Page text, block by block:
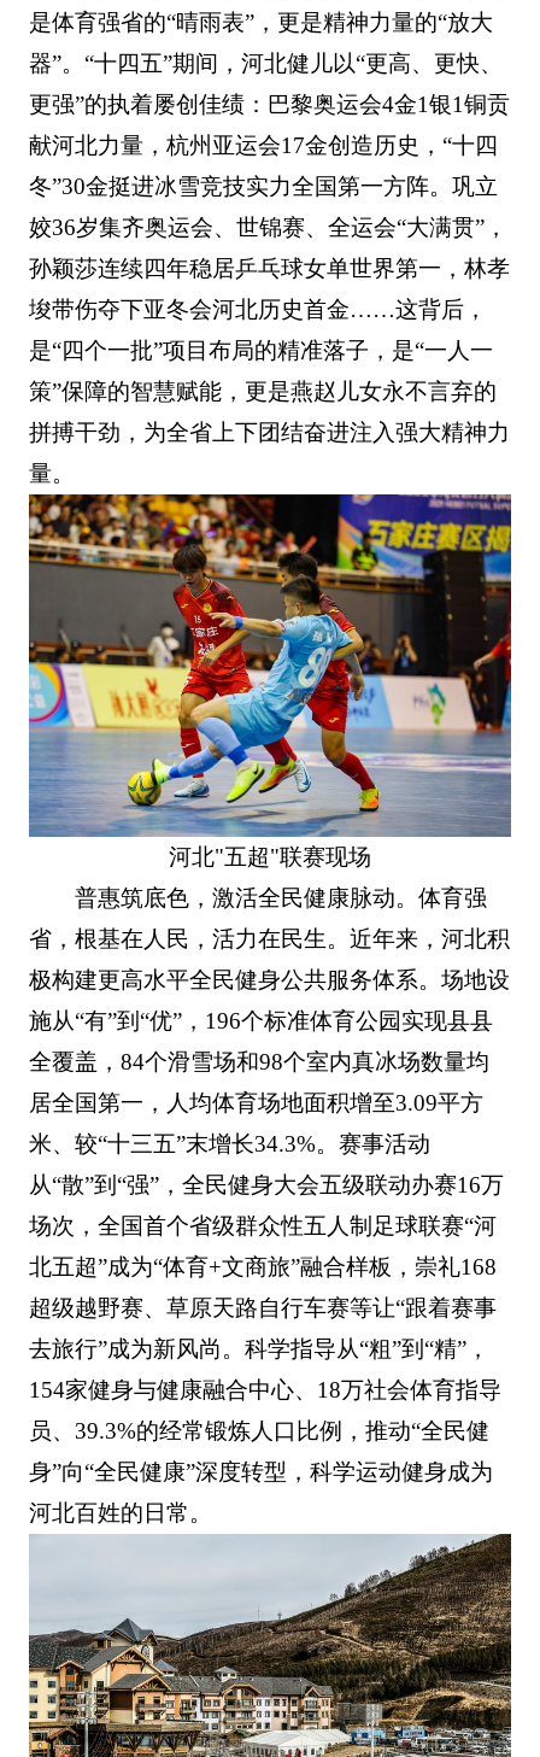
是体育强省的“晴雨表”，更是精神力量的“放大
器”。“十四五”期间，河北健儿以“更高、更快、
更强”的执着屡创佳绩：巴黎奥运会4金1银1铜贡
献河北力量，杭州亚运会17金创造历史，“十四
冬”30金挺进冰雪竞技实力全国第一方阵。巩立
姣36岁集齐奥运会、世锦赛、全运会“大满贯”，
孙颖莎连续四年稳居乒乓球女单世界第一，林孝
埈带伤夺下亚冬会河北历史首金……这背后，
是“四个一批”项目布局的精准落子，是“一人一
策”保障的智慧赋能，更是燕赵儿女永不言弃的
拼搏干劲，为全省上下团结奋进注入强大精神力
量。
河北"五超"联赛现场
普惠筑底色，激活全民健康脉动。体育强
省，根基在人民，活力在民生。近年来，河北积
极构建更高水平全民健身公共服务体系。场地设
施从“有”到“优”，196个标准体育公园实现县县
全覆盖，84个滑雪场和98个室内真冰场数量均
居全国第一，人均体育场地面积增至3.09平方
米、较“十三五”末增长34.3%。赛事活动
从“散”到“强”，全民健身大会五级联动办赛16万
场次，全国首个省级群众性五人制足球联赛“河
北五超”成为“体育+文商旅”融合样板，崇礼168
超级越野赛、草原天路自行车赛等让“跟着赛事
去旅行”成为新风尚。科学指导从“粗”到“精”，
154家健身与健康融合中心、18万社会体育指导
员、39.3%的经常锻炼人口比例，推动“全民健
身”向“全民健康”深度转型，科学运动健身成为
河北百姓的日常。